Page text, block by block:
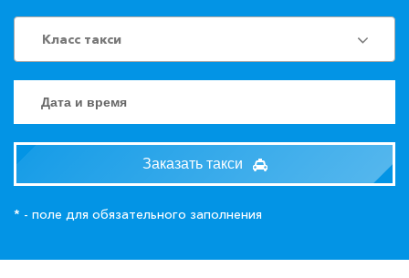
Класс такси
Заказать такси
* - поле для обязательного заполнения